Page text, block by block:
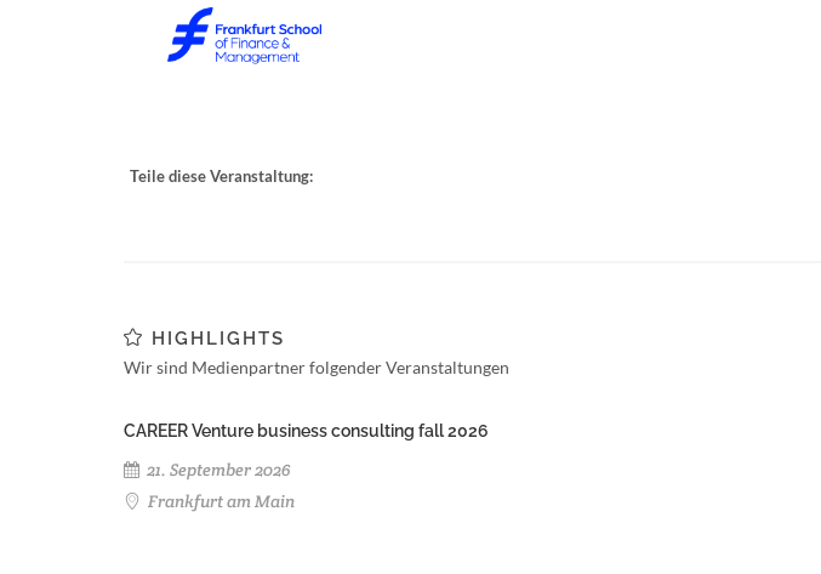
Teile diese Veranstaltung:
HIGHLIGHTS
Wir sind Medienpartner folgender Veranstaltungen
CAREER Venture business consulting fall 2026
21. September 2026
Frankfurt am Main